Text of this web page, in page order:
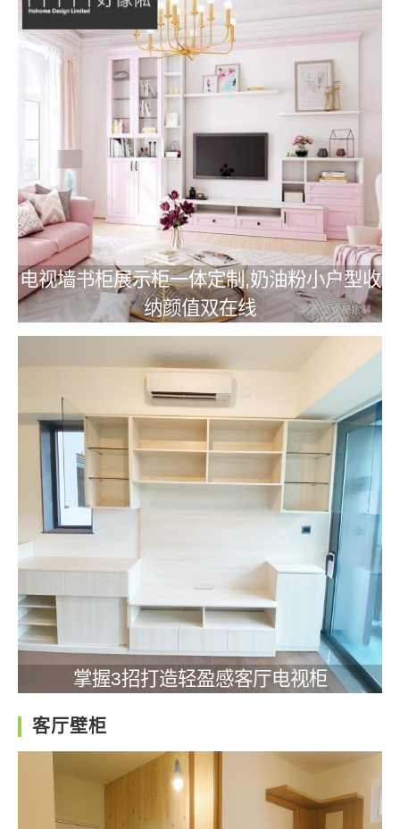
电视墙书柜展示柜一体定制,奶油粉小户型收
纳颜值双在线
掌握3招打造轻盈感客厅电视柜
客厅壁柜